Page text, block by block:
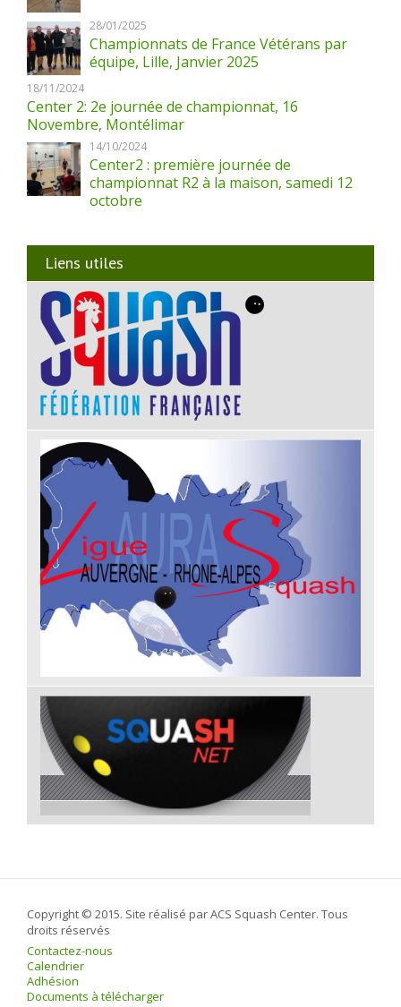
28/01/2025
Championnats de France Vétérans par
équipe, Lille, Janvier 2025
18/11/2024
Center 2: 2e journée de championnat, 16
Novembre, Montélimar
14/10/2024
Center2 : première journée de
championnat R2 à la maison, samedi 12
octobre
Liens utiles
Copyright © 2015. Site réalisé par ACS Squash Center. Tous
droits réservés
Contactez-nous
Calendrier
Adhésion
Documents à télécharger